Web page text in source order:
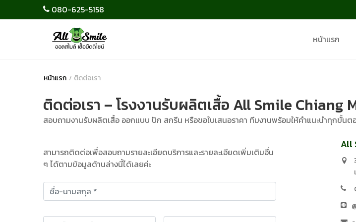
080-625-5158
หน้าแรก
หน้าแรก ติดต่อเรา
ติดต่อเรา – โรงงานรับผลิตเสื้อ All Smile Chiang
สอบถามงานรับผลิตเสื้อ ออกแบบ ปัก สกรีน หรือขอใบเสนอราคา ทีมงานพร้อมให้คำแนะนำทุกขั้นต
สามารถติดต่อเพื่อสอบถามรายละเอียดบริการและรายละเอียดเพิ่มเติมอื่น
ๆ ได้ตามข้อมูลด้านล่างนี้ได้เลยค่ะ
All